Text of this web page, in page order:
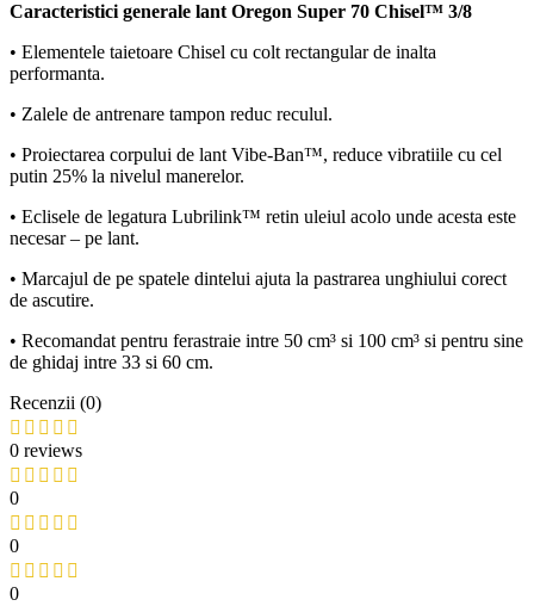
Caracteristici generale lant Oregon Super 70 Chisel™ 3/8
• Elementele taietoare Chisel cu colt rectangular de inalta
performanta.
• Zalele de antrenare tampon reduc reculul.
• Proiectarea corpului de lant Vibe-Ban™, reduce vibratiile cu cel
putin 25% la nivelul manerelor.
• Eclisele de legatura Lubrilink™ retin uleiul acolo unde acesta este
necesar – pe lant.
• Marcajul de pe spatele dintelui ajuta la pastrarea unghiului corect
de ascutire.
• Recomandat pentru ferastraie intre 50 cm³ si 100 cm³ si pentru sine
de ghidaj intre 33 si 60 cm.
Recenzii (0)
0 reviews
0
0
0